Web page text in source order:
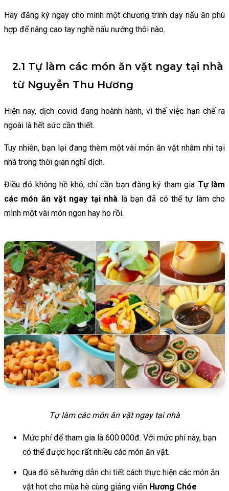
Hãy đăng ký ngay cho mình một chương trình dạy nấu ăn phù
hợp để nâng cao tay nghề nấu nướng thôi nào.
2.1 Tự làm các món ăn vặt ngay tại nhà
từ Nguyễn Thu Hương
Hiện nay, dịch covid đang hoành hành, vì thế việc hạn chế ra
ngoài là hết sức cần thiết.
Tuy nhiên, bạn lại đang thèm một vài món ăn vặt nhâm nhi tại
nhà trong thời gian nghỉ dịch.
Điều đó không hề khó, chỉ cần bạn đăng ký tham gia Tự làm
các món ăn vặt ngay tại nhà là bạn đã có thể tự làm cho
mình một vài món ngon hay ho rồi.
Tự làm các món ăn vặt ngay tại nhà
Mức phí để tham gia là 600.000đ. Với mức phí này, bạn
có thể được học rất nhiều các món ăn vặt.
Qua đó sẽ hướng dẫn chi tiết cách thực hiện các món ăn
vặt hot cho mùa hè cùng giảng viên Hương Chóe